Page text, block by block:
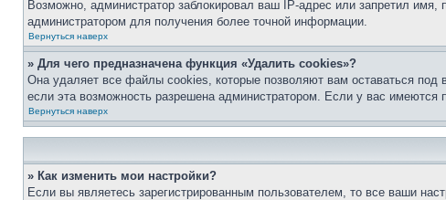
Возможно, администратор заблокировал ваш IP-адрес или запретил
администратором для получения более точной информации.
Вернуться наверх
» Для чего предназначена функция «Удалить cookies»?
Она удаляет все файлы cookies, которые позволяют вам оставаться
если эта возможность разрешена администратором. Если у вас
Вернуться наверх
» Как изменить мои настройки?
Если вы являетесь зарегистрированным пользователем, то все ваши